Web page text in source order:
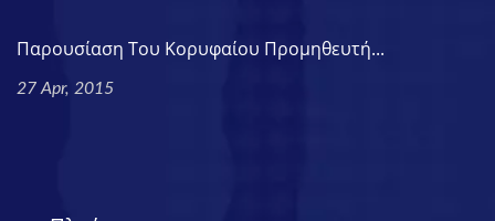
Παρουσίαση Του Κορυφαίου Προμηθευτή...
27 Apr, 2015